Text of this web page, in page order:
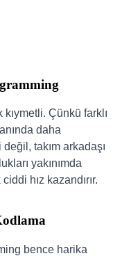
Çünkü farklı
daha
takım arkadaşı
yakınımda
hız kazandırır.
bence harika